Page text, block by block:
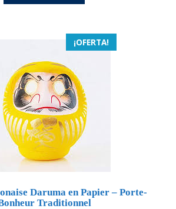
¡OFERTA!
Daruma en Papier – Porte-
Traditionnel